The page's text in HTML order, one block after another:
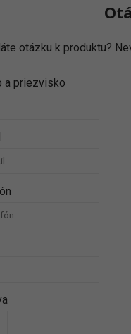
otázku k produktu?
a priezvisko